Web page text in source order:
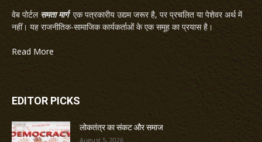
वेब पोर्टल समता मार्गएक पत्रकारीय उद्यम जरूर है, पर प्रचलित या पेशेवर अर्थ में
नहीं। यह राजनीतिक-सामाजिक कार्यकर्ताओं के एक समूह का प्रयास है।
Read More
EDITOR PICKS
लोकतंत्र का संकट और समाज
August 5, 2026